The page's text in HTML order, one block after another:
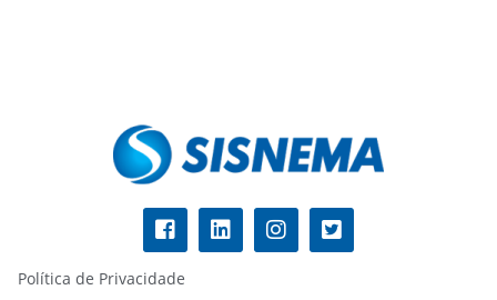
Política de Privacidade